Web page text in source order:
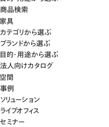
商品検索
家具
カテゴリから選ぶ
ブランドから選ぶ
目的・用途から選ぶ
法人向けカタログ
空間
事例
ソリューション
ライブオフィス
セミナー